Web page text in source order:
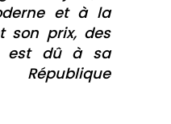
et à la
son prix, des
est dû à sa